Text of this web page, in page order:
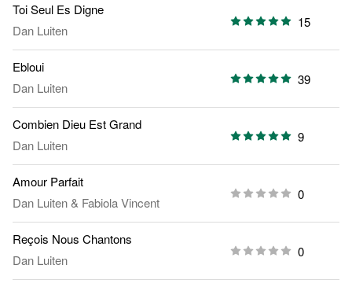
Toi Seul Es Digne
Dan Luiten
15
Ebloui
Dan Luiten
39
Combien Dieu Est Grand
Dan Luiten
9
Amour Parfait
Dan Luiten& Fabiola Vincent
0
Reçois Nous Chantons
Dan Luiten
0